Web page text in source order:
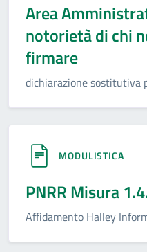
Area
notorietà di chi
firmare
dichiarazione sostitutiva
MODULISTICA
PNRR Misura
Affidamento Halley